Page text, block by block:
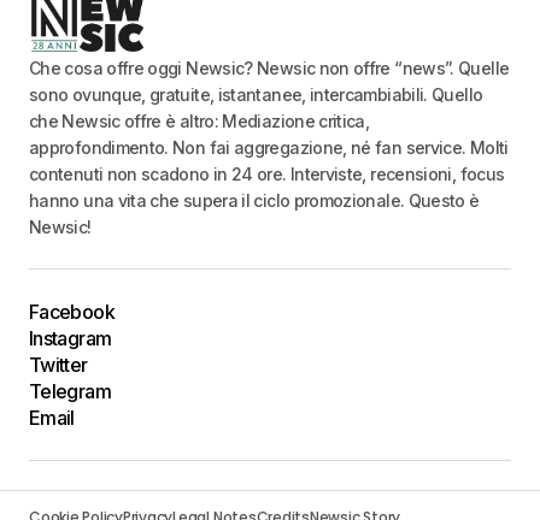
Che cosa offre oggi Newsic? Newsic non offre “news”. Quelle
sono ovunque, gratuite, istantanee, intercambiabili. Quello
che Newsic offre è altro: Mediazione critica,
approfondimento. Non fai aggregazione, né fan service. Molti
contenuti non scadono in 24 ore. Interviste, recensioni, focus
hanno una vita che supera il ciclo promozionale. Questo è
Newsic!
Facebook
Instagram
Twitter
Telegram
Email